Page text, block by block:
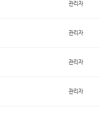
관리자
관리자
관리자
관리자